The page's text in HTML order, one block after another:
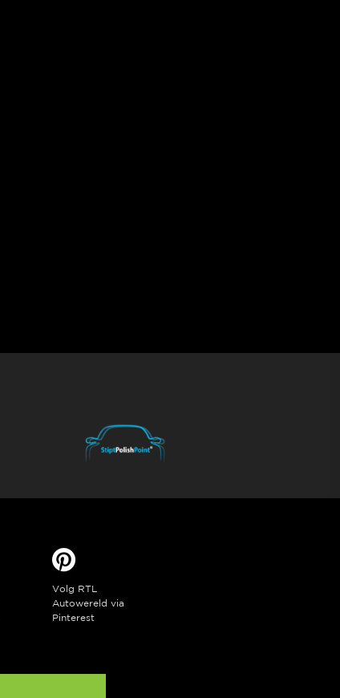
Volg RTL
Autowereld via
Pinterest